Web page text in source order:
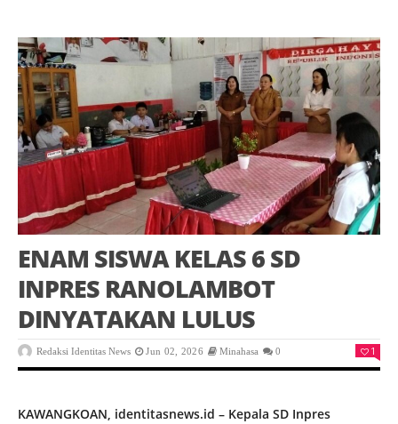
ENAM SISWA KELAS 6 SD
INPRES RANOLAMBOT
DINYATAKAN LULUS
Redaksi Identitas News Jun 02, 2026 Minahasa 0 1
KAWANGKOAN, identitasnews.id – Kepala SD Inpres